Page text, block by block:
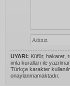
UYARI: Küfür, hakaret,
imla kuralları ile
Türkçe karakter
onaylanmamaktadır.